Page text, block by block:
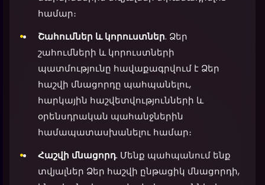
համար։
Շահումներ և կորուստներ. Ձեր
շահումների և կորուստների
պատմությունը հավաքագրվում է Ձեր
հաշվի մնացորդը պահպանելու,
հարկային հաշվետվությունների և
օրենսդրական պահանջներին
համապատասխանելու համար։
Հաշվի մնացորդ. Մենք պահպանում ենք
տվյալներ Ձեր հաշվի ընթացիկ մնացորդի,